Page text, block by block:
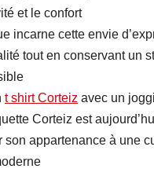
et le confort
incarne cette envie
tout en conservant un
t shirt Corteiz avec un
Corteiz est
son appartenance à une